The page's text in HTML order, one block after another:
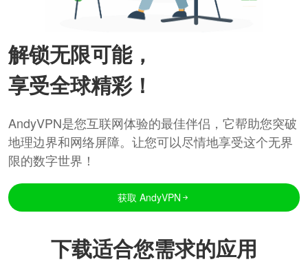
解锁无限可能，
享受全球精彩！
AndyVPN是您互联网体验的最佳伴侣，它帮助您突破
地理边界和网络屏障。让您可以尽情地享受这个无界
限的数字世界！
获取 AndyVPN
下载适合您需求的应用